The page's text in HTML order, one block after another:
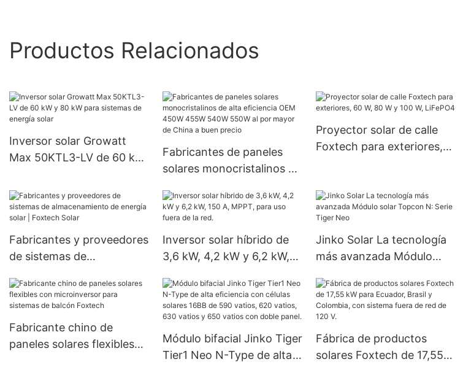
Productos Relacionados
Inversor solar Growatt
Max 50KTL3-LV de 60 kW
energía solar
Fabricantes de paneles
solares monocristalinos de
455W 540W 550W al por
mayor de China a buen
precio
Proyector solar de calle
Foxtech para exteriores,
Fabricantes y proveedores
de sistemas de
energía solar | Foxtech
Solar
Inversor solar híbrido de
3,6 kW, 4,2 kW y 6,2 kW,
fuera de la red.
Jinko Solar La tecnología
más avanzada Módulo
Tiger Neo
Fabricante chino de
paneles solares flexibles
Módulo bifacial Jinko Tiger
Tier1 Neo N-Type de alta
Fábrica de productos
solares Foxtech de 17,55